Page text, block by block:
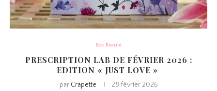
Box Beauté
PRESCRIPTION LAB DE FÉVRIER 2026 :
EDITION « JUST LOVE »
par Crapette 28 février 2026